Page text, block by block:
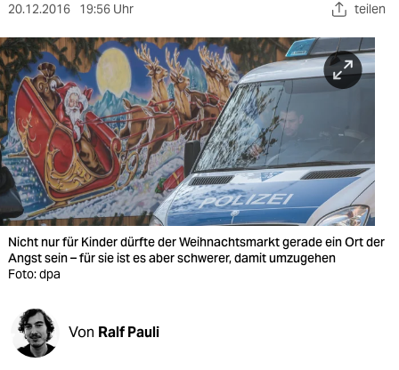
sport
berlin
nord
wahrheit
verlag
verlag
veranstaltungen
fragen & hilfe
20.12.2016 19:56 Uhr teilen
Nicht nur für Kinder dürfte der Weihnachtsmarkt gerade ein Ort der
Angst sein – für sie ist es aber schwerer, damit umzugehen
Foto: dpa
Von Ralf Pauli